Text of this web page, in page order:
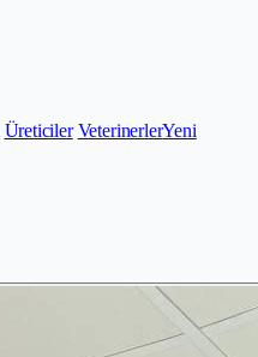
Üreticiler VeterinerlerYeni